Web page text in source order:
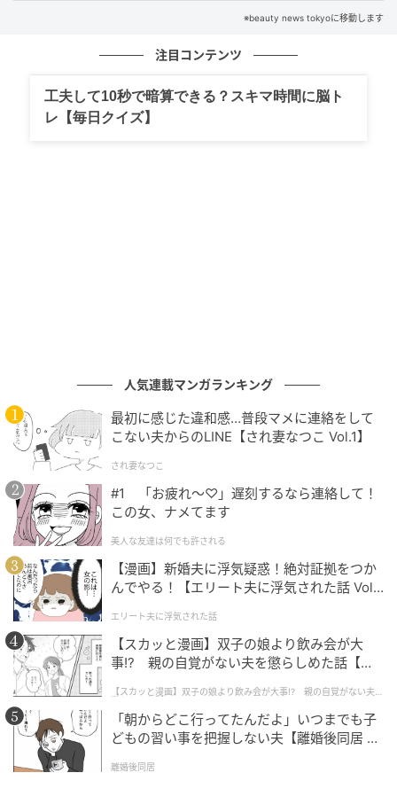
乾かすときに分け目を決めず、前後や左右に揺らしな
がら乾かすだけでも、根元が自然に立ち上がりやすく
なります。整えすぎない仕上がりが、今っぽい印象を
つくります。
分け目をくっきりさせない意識が、大人ヘアを軽やか
に整えるきっかけに。まずはいつもの分け目をほんの
少し崩すことから、取り入れてみてください。＜取
材・文：beauty news tokyo編集部＞ ※画像は生成AI
で作成しています ※ 本記事の内容は美容師によるヘア
デザインや髪質に関する一般的な知見をもとに、編集
部が構成しています
元記事で読む
次の記事
ちゃんとやっているつもりなのにアカ抜けな
※beauty news tokyoに移動します
注目コンテンツ
工夫して10秒で暗算できる？スキマ時間に脳ト
レ【毎日クイズ】
人気連載マンガランキング
最初に感じた違和感…普段マメに連絡をして
こない夫からのLINE【され妻なつこ Vol.1】
され妻なつこ
#1 「お疲れ〜♡」遅刻するなら連絡して！
この女、ナメてます
美人な友達は何でも許される
【漫画】新婚夫に浮気疑惑！絶対証拠をつか
んでやる！【エリート夫に浮気された話 Vol.
エリート夫に浮気された話
【スカッと漫画】双子の娘より飲み会が大
事!? 親の自覚がない夫を懲らしめた話【第1
【スカッと漫画】双子の娘より飲み会が大事!? 親の自覚がない夫を
懲らしめた話
「朝からどこ行ってたんだよ」いつまでも子
どもの習い事を把握しない夫【離婚後同居 Vo
離婚後同居